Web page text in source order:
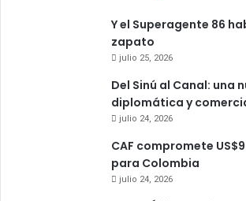
Y el Superagente 86
zapato
julio 25, 2026
Del Sinú al Canal: una
diplomática y
julio 24, 2026
CAF compromete
para Colombia
julio 24, 2026